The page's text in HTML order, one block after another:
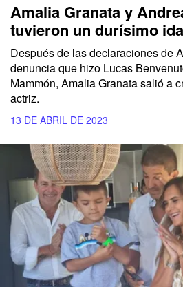
Amalia Granata y
tuvieron un durísimo
Después de las declaraciones de
denuncia que hizo Lucas
Mammón, Amalia Granata salió a
actriz.
13 DE ABRIL DE 2023